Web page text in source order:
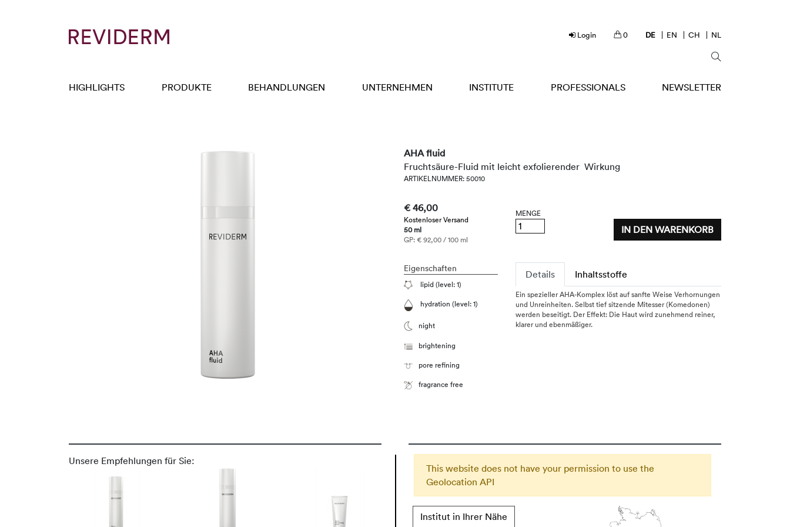
Login 0 DE EN CH NL
HIGHLIGHTS PRODUKTE BEHANDLUNGEN UNTERNEHMEN INSTITUTE PROFESSIONALS NEWSLETTER
AHA fluid
Fruchtsäure-Fluid mit leicht exfolierender Wirkung
ARTIKELNUMMER: 50010
€ 46,00
Kostenloser Versand
50 ml
GP: € 92,00 / 100 ml
MENGE
IN DEN WARENKORB
Eigenschaften
lipid (level: 1)
hydration (level: 1)
night
brightening
pore refining
fragrance free
Details Inhaltsstoffe
Ein spezieller AHA-Komplex löst auf sanfte Weise Verhornungen
und Unreinheiten. Selbst tief sitzende Mitesser (Komedonen)
werden beseitigt. Der Effekt: Die Haut wird zunehmend reiner,
klarer und ebenmäßiger.
Unsere Empfehlungen für Sie:
This website does not have your permission to use the
Geolocation API
Institut in Ihrer Nähe